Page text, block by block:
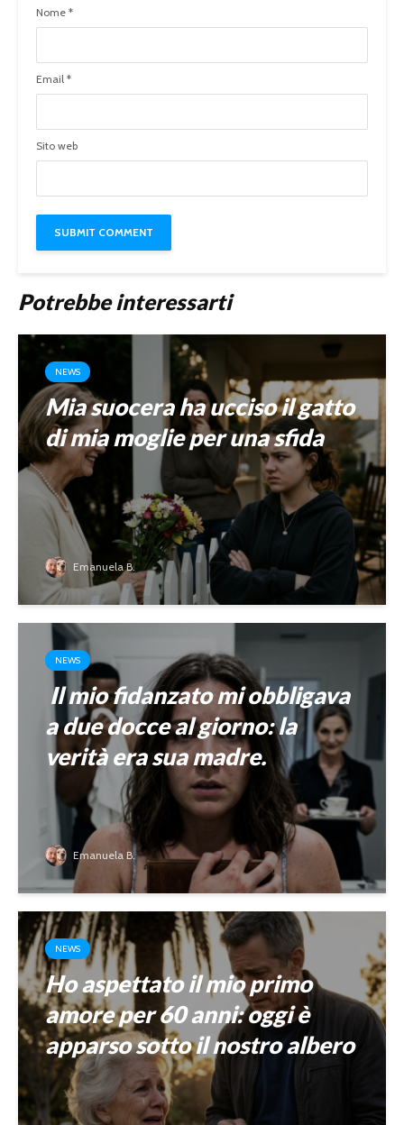
Nome *
Email *
Sito web
Potrebbe interessarti
NEWS
Mia suocera ha ucciso il gatto
di mia moglie per una sfida
Emanuela B.
NEWS
Il mio fidanzato mi obbligava
a due docce al giorno: la
verità era sua madre.
Emanuela B.
NEWS
Ho aspettato il mio primo
amore per 60 anni: oggi è
apparso sotto il nostro albero